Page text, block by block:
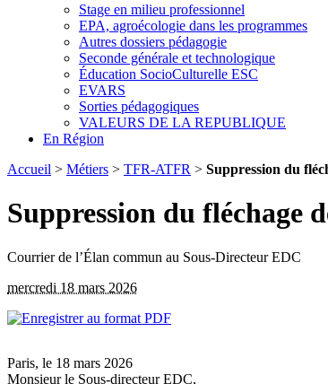
Stage en milieu professionnel
EPA, agroécologie dans les programmes
Autres dossiers pédagogie
Seconde générale et technologique
Éducation SocioCulturelle ESC
EVARS
Sorties pédagogiques
VALEURS DE LA REPUBLIQUE
En Région
Accueil > Métiers > TFR-ATFR > Suppression du
Suppression du fléchage
Courrier de l’Élan commun au Sous-Directeur EDC
mercredi 18 mars 2026
Paris, le 18 mars 2026
Monsieur le Sous-directeur EDC,